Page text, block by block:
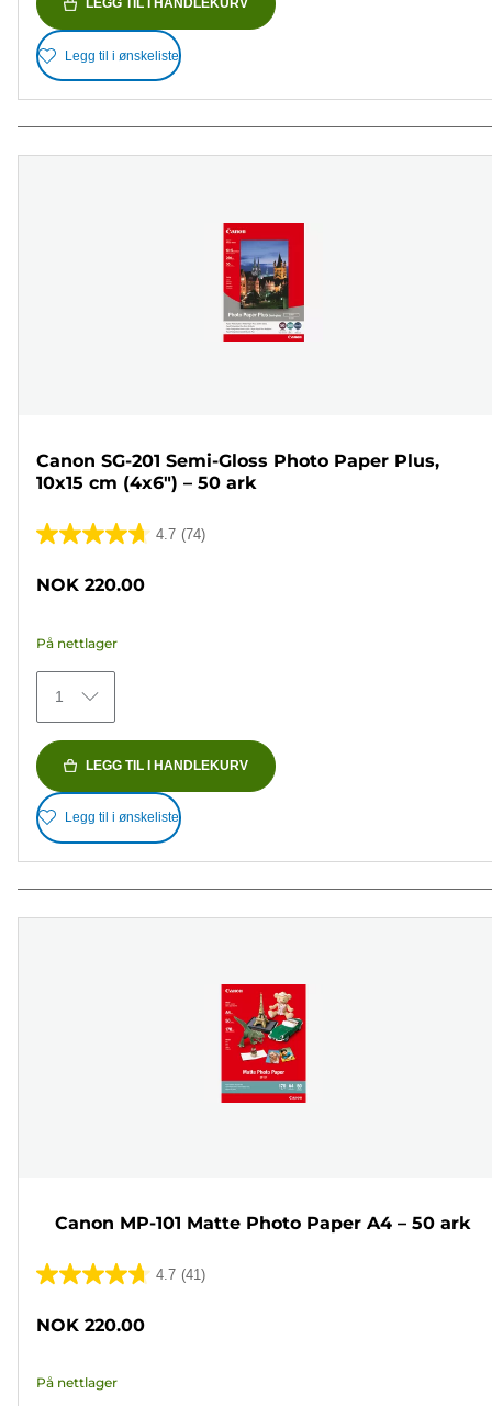
LEGG TIL I HANDLEKURV
Legg til i ønskeliste
Canon SG-201 Semi-Gloss Photo Paper Plus,
10x15 cm (4x6") – 50 ark
4.7 (74)
4.7
74
omtaler
NOK 220.00
På nettlager
1
LEGG TIL I HANDLEKURV
Legg til i ønskeliste
Canon MP-101 Matte Photo Paper A4 – 50 ark
4.7 (41)
4.7
5
41
NOK 220.00
På nettlager